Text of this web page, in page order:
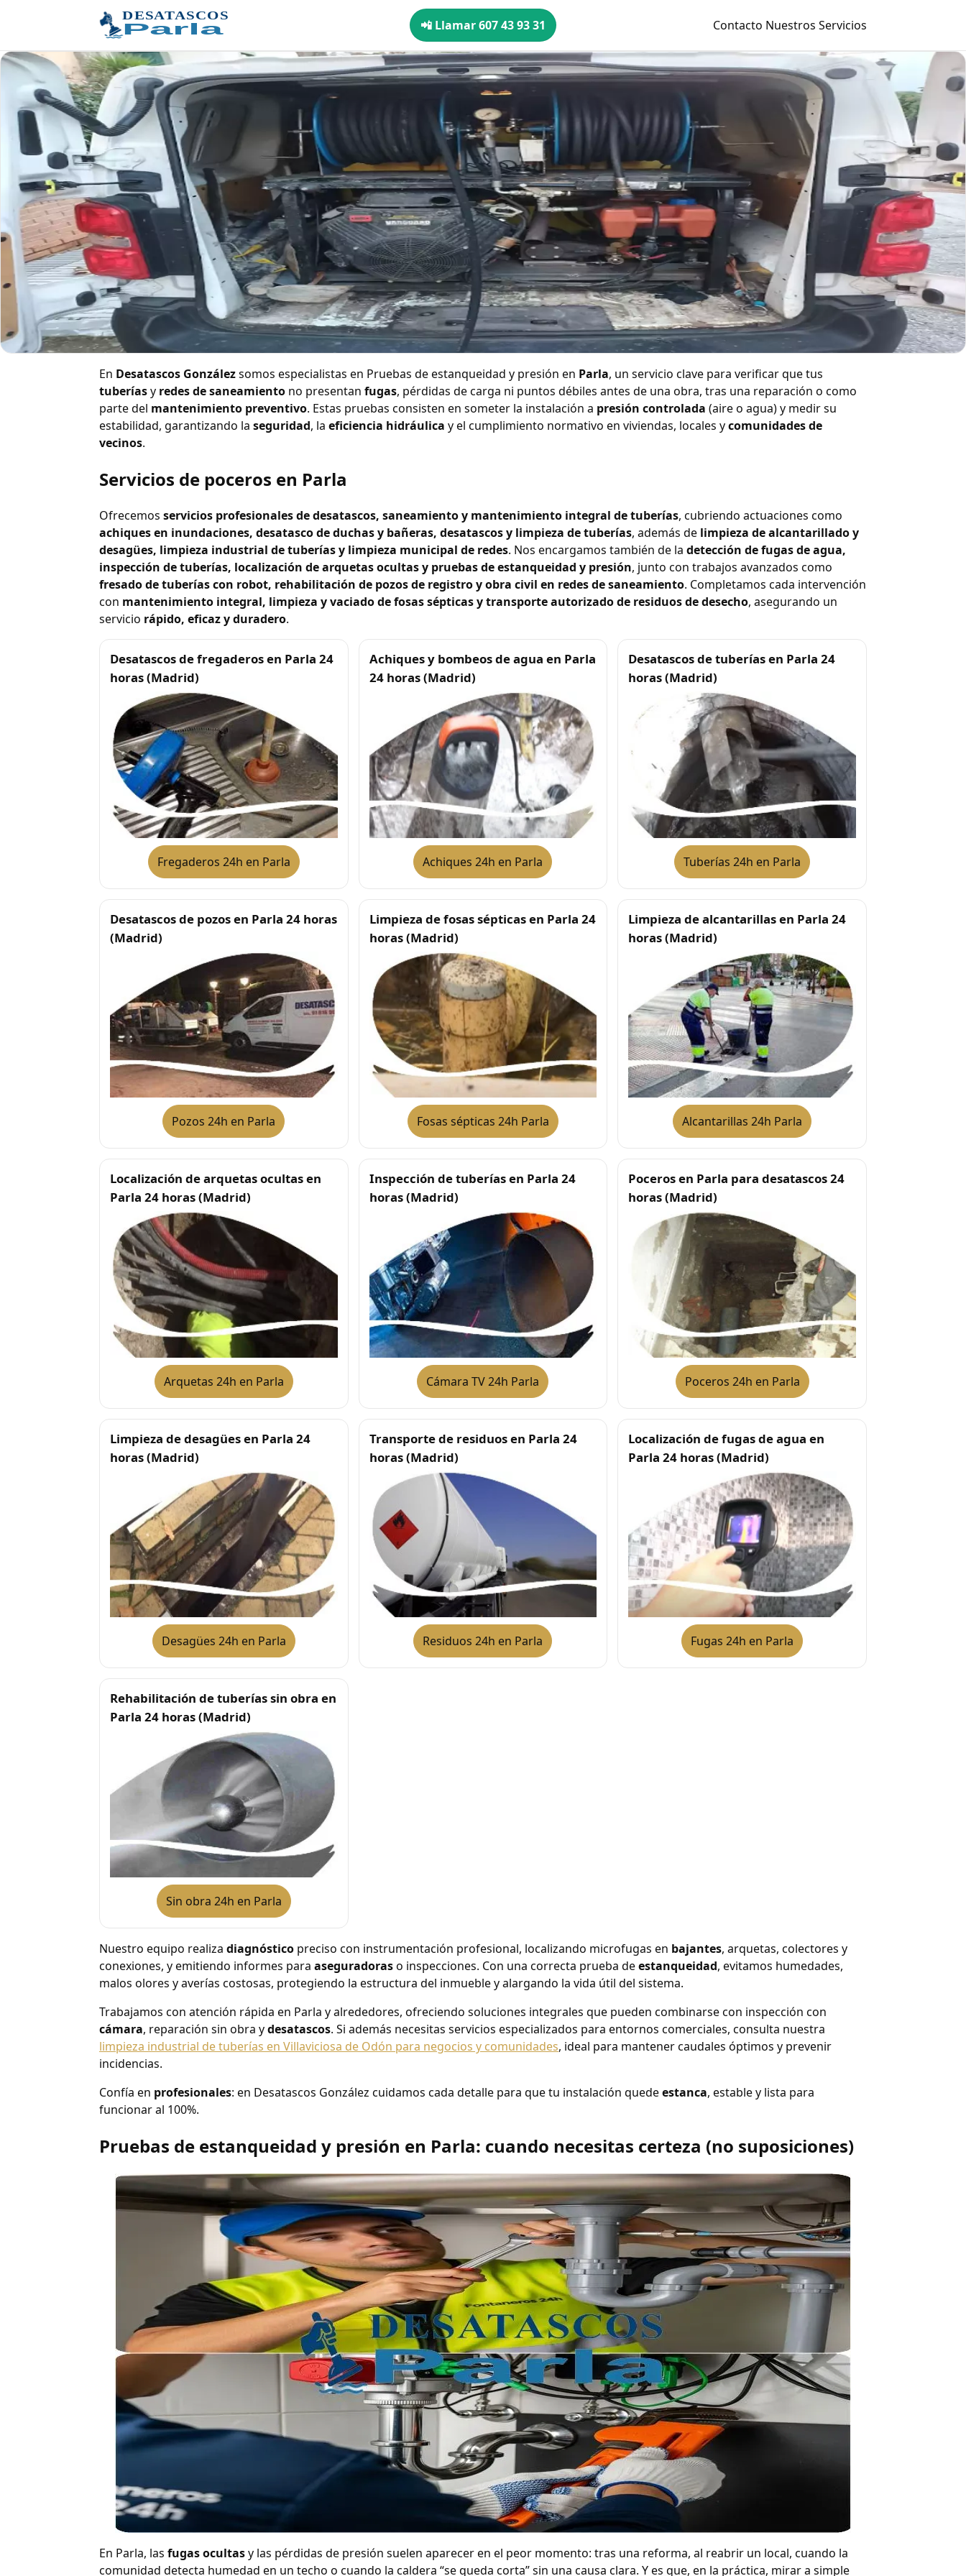
📲 Llamar 607 43 93 31 Contacto Nuestros Servicios
Pruebas de estanqueidad y presión en Parla
En Desatascos Gonzálezsomos especialistas en Pruebas de estanqueidad y presión en Parla, un servicio clave para verificar que tus
tuberíasy redes de saneamiento no presentan fugas, pérdidas de carga ni puntos débiles antes de una obra, tras una reparación o como
parte del mantenimiento preventivo. Estas pruebas consisten en someter la instalación a presión controlada (aire o agua) y medir su
estabilidad, garantizando la seguridad, la eficiencia hidráulica y el cumplimiento normativo en viviendas, locales ycomunidades de
vecinos.
Servicios de poceros en Parla
Ofrecemos servicios profesionales de desatascos, saneamiento y mantenimiento integral de tuberías, cubriendo actuaciones como
achiques en inundaciones, desatasco de duchas y bañeras, desatascos y limpieza de tuberías, además de limpieza de alcantarillado y
desagües, limpieza industrial de tuberías y limpieza municipal de redes. Nos encargamos también de la detección de fugas de agua,
inspección de tuberías, localización de arquetas ocultas y pruebas de estanqueidad y presión, junto con trabajos avanzados como
fresado de tuberías con robot, rehabilitación de pozos de registro y obra civil en redes de saneamiento. Completamos cada intervención
con mantenimiento integral, limpieza y vaciado de fosas sépticas y transporte autorizado de residuos de desecho, asegurando un
servicio rápido, eficaz y duradero.
Desatascos de fregaderos en Parla 24
horas (Madrid)
Fregaderos 24h en Parla
Achiques y bombeos de agua en Parla
24 horas (Madrid)
Achiques 24h en Parla
Desatascos de tuberías en Parla 24
horas (Madrid)
Tuberías 24h en Parla
Desatascos de pozos en Parla 24 horas
(Madrid)
Pozos 24h en Parla
Limpieza de fosas sépticas en Parla 24
horas (Madrid)
Fosas sépticas 24h Parla
Limpieza de alcantarillas en Parla 24
horas (Madrid)
Alcantarillas 24h Parla
Localización de arquetas ocultas en
Parla 24 horas (Madrid)
Arquetas 24h en Parla
Inspección de tuberías en Parla 24
horas (Madrid)
Cámara TV 24h Parla
Poceros en Parla para desatascos 24
horas (Madrid)
Poceros 24h en Parla
Limpieza de desagües en Parla 24
horas (Madrid)
Desagües 24h en Parla
Transporte de residuos en Parla 24
horas (Madrid)
Residuos 24h en Parla
Localización de fugas de agua en
Parla 24 horas (Madrid)
Fugas 24h en Parla
Rehabilitación de tuberías sin obra en
Parla 24 horas (Madrid)
Sin obra 24h en Parla
Nuestro equipo realiza diagnóstico preciso con instrumentación profesional, localizando microfugas en bajantes, arquetas, colectores y
conexiones, y emitiendo informes para aseguradoraso inspecciones. Con una correcta prueba deestanqueidad, evitamos humedades,
malos olores y averías costosas, protegiendo la estructura del inmueble y alargando la vida útil del sistema.
Trabajamos con atención rápida en Parla y alrededores, ofreciendo soluciones integrales que pueden combinarse con inspección con
cámara, reparación sin obra ydesatascos. Si además necesitas servicios especializados para entornos comerciales, consulta nuestra
limpieza industrial de tuberías en Villaviciosa de Odón para negocios y comunidades, ideal para mantener caudales óptimos y prevenir
incidencias.
Confía en profesionales: en Desatascos González cuidamos cada detalle para que tu instalación quedeestanca, estable y lista para
funcionar al 100%.
Pruebas de estanqueidad y presión en Parla: cuando necesitas certeza (no suposiciones)
En Parla, las fugas ocultasy las pérdidas de presión suelen aparecer en el peor momento: tras una reforma, al reabrir un local, cuando la
comunidad detecta humedad en un techo o cuando la caldera “se queda corta” sin una causa clara. Y es que, en la práctica, mirar a simple